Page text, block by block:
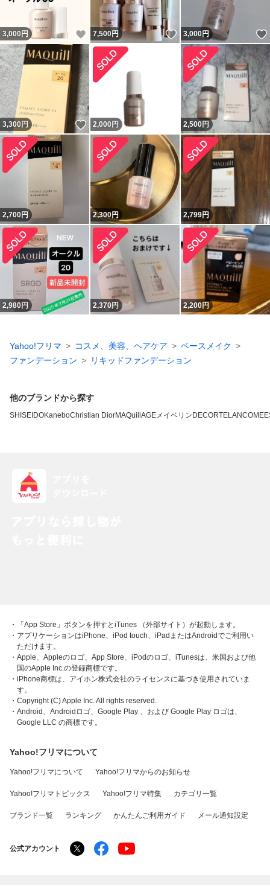
3,000 円 いいね！
7,500円 いいね！
3,000円
3,300 円 いいね！
2,000 円 2,500円
2,700円 2,300円 2,799円
2,980円 2,370円 2,200円
Yahoo!フリマ コスメ、美容、ヘアケア
ベースメイク
ファンデーション
リキッドファンデーション
他のブランドから探す
SHISEIDOKaneboChristian DiorMAQuillAGEメイベリン DECORTELANCOME
・「App Store」ボタンを押すとiTunes （外部サイト）が起動します。
・アプリケーションはiPhone、iPod touch、iPadまたはAndroidでご利用い
ただけます。
・Apple、Appleのロゴ、App Store、iPodのロゴ、iTunesは、米国および他
国のApple Inc.の登録商標です。
・iPhone商標は、アイホン株式会社のライセンスに基づき使用されていま
す。
・Copyright (C) Apple Inc. All rights reserved.
・Android、Androidロゴ、Google Play 、および Google Play ロゴは、
Google LLC の商標です。
Yahoo!フリマについて
Yahoo!フリマについて Yahoo!フリマからのお知らせ
Yahoo!フリマトピックス Yahoo!フリマ特集 カテゴリ一覧
ブランド一覧 ランキング かんたんご利用ガイド メール通知設定
公式アカウント